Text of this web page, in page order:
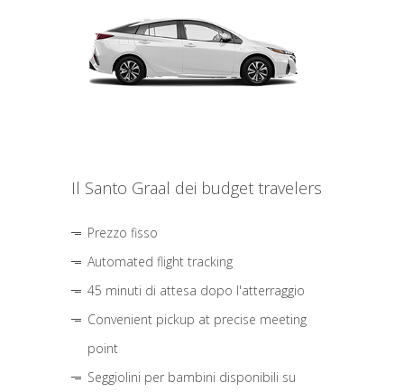
Il Santo Graal dei budget travelers
Prezzo fisso
Automated flight tracking
45 minuti di attesa dopo l'atterraggio
Convenient pickup at precise meeting
point
Seggiolini per bambini disponibili su